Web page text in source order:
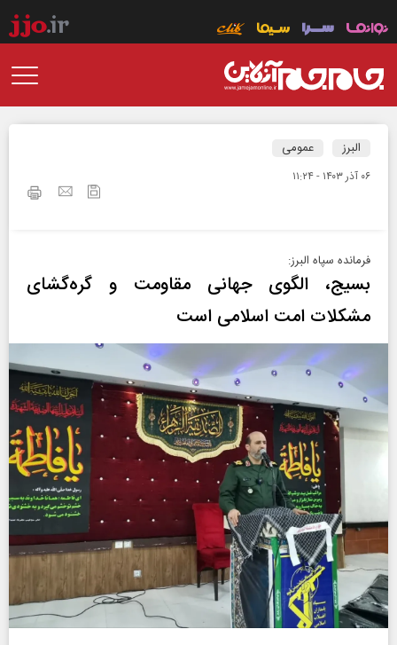
البرز عمومی
۰۶ آذر ۱۴۰۳ - ۱۱:۲۴
فرمانده سپاه البرز:
بسیج، الگوی جهانی مقاومت و گره‌گشای
مشکلات امت اسلامی است